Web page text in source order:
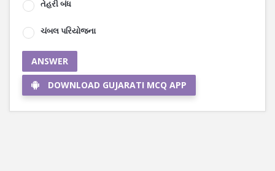
તેહરી બંધ
ચંબલ પરિયોજના
ANSWER
DOWNLOAD GUJARATI MCQ APP